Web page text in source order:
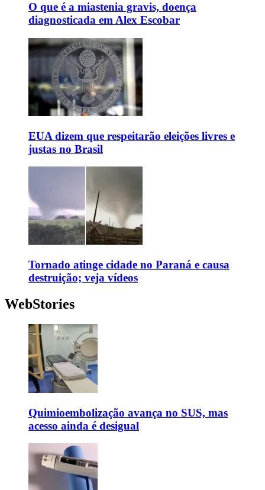
O que é a miastenia gravis, doença
diagnosticada em Alex Escobar
EUA dizem que respeitarão eleições livres e
justas no Brasil
Tornado atinge cidade no Paraná e causa
destruição; veja vídeos
WebStories
Quimioembolização avança no SUS, mas
acesso ainda é desigual